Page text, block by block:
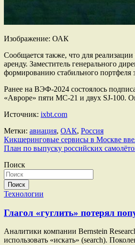
Изображение: ОАК
Сообщается также, что для
аренду. Заместитель генерального
формированию стабильного портфеля
Ранее на ВЭФ-2024 состоялось
«Авроре» пяти МС-21 и двух SJ-100.
Источник: ixbt.com
Метки: авиация, ОАК, Россия
Навигация
по
записям
Кикшеринговые сервисы в Москве
План по выпуску российских
Поиск
Поиск
Технологии
Глагол «гуглить» потерял
Аналитики компании Bernstein
использовать «искать» (search).